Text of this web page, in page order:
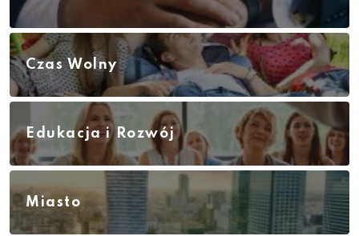
Czas Wolny
Edukacja i Rozwój
Miasto